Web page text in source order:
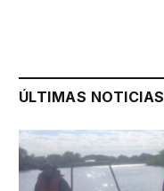
ÚLTIMAS NOTICIAS